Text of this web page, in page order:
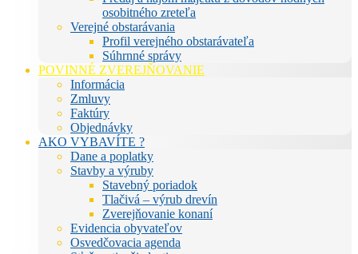
osobitného zreteľa
Verejné obstarávania
Profil verejného obstarávateľa
Súhrnné správy
POVINNÉ ZVEREJŇOVANIE
Informácia
Zmluvy
Faktúry
Objednávky
AKO VYBAVÍTE ?
Dane a poplatky
Stavby a výruby
Stavebný poriadok
Tlačivá – výrub drevín
Zverejňovanie konaní
Evidencia obyvateľov
Osvedčovacia agenda